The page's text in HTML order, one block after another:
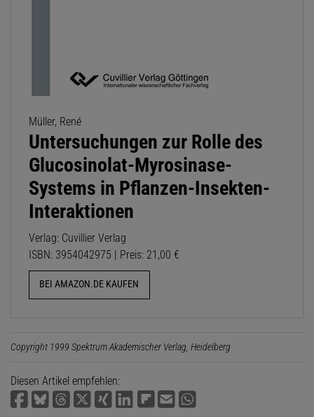
Müller, René
Untersuchungen zur Rolle des
Glucosinolat-Myrosinase-
Systems in Pflanzen-Insekten-
Interaktionen
Verlag: Cuvillier Verlag
ISBN: 3954042975 | Preis: 21,00 €
BEI AMAZON.DE KAUFEN
Copyright 1999 Spektrum Akademischer Verlag, Heidelberg
Diesen Artikel empfehlen: